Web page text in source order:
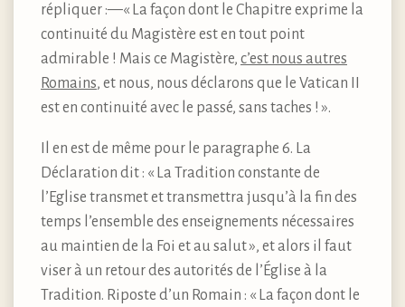
répliquer :—« La façon dont le Chapitre exprime la
continuité du Magistère est en tout point
admirable ! Mais ce Magistère, c’est nous autres
Romains, et nous, nous déclarons que le Vatican II
est en continuité avec le passé, sans taches ! ».
Il en est de même pour le paragraphe 6. La
Déclaration dit : « La Tradition constante de
l’Eglise transmet et transmettra jusqu’à la fin des
temps l’ensemble des enseignements nécessaires
au maintien de la Foi et au salut », et alors il faut
viser à un retour des autorités de l’Église à la
Tradition. Riposte d’un Romain : « La façon dont le